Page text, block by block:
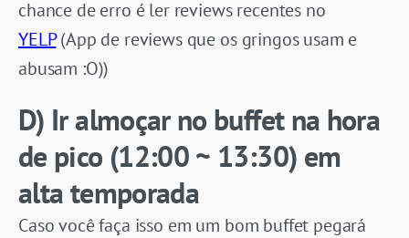
chance de erro é ler reviews recentes no
YELP(App de reviews que os gringos usam e
abusam :O))
D) Ir almoçar no buffet na hora
de pico (12:00 ~ 13:30) em
alta temporada
Caso você faça isso em um bom buffet pegará